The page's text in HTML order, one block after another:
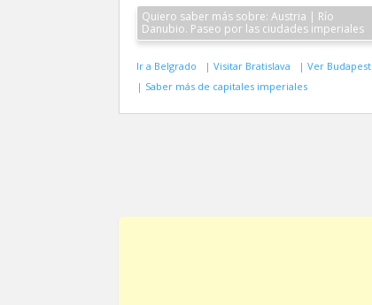
Quiero saber más sobre: Austria | Río
Danubio. Paseo por las ciudades imperiales
Ir a Belgrado |Visitar Bratislava |Ver Budapest
|
Saber más de capitales imperiales